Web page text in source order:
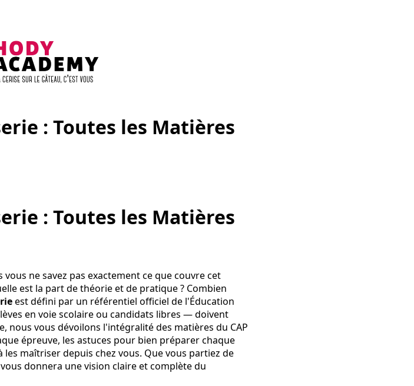
: Toutes les Matières
: Toutes les Matières
vous ne savez pas exactement ce que couvre cet
est la part de théorie et de pratique ? Combien
est défini par un référentiel officiel de l'Éducation
en voie scolaire ou candidats libres — doivent
nous vous dévoilons l'intégralité des matières du CAP
épreuve, les astuces pour bien préparer chaque
maîtriser depuis chez vous. Que vous partiez de
donnera une vision claire et complète du